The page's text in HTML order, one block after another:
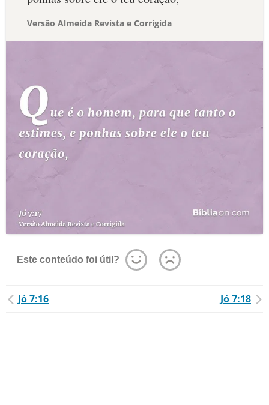
Versão Almeida Revista e Corrigida
Este conteúdo foi útil?
Jó 7:16 Jó 7:18